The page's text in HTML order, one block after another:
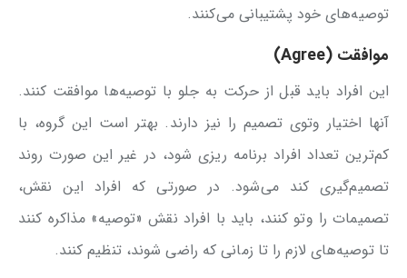
توصیه‌های خود پشتیبانی می‌کنند.
موافقت (Agree)
این افراد باید قبل از حرکت به جلو با توصیه‌ها موافقت کنند.
آنها اختیار وتوی تصمیم را نیز دارند. بهتر است این گروه، با
کم‌ترین تعداد افراد برنامه ریزی شود، در غیر این صورت روند
تصمیم‌گیری کند می‌شود. در صورتی که افراد این نقش،
تصمیمات را وتو کنند، باید با افراد نقش «توصیه» مذاکره کنند
تا توصیه‌های لازم را تا زمانی که راضی شوند، تنظیم کنند.